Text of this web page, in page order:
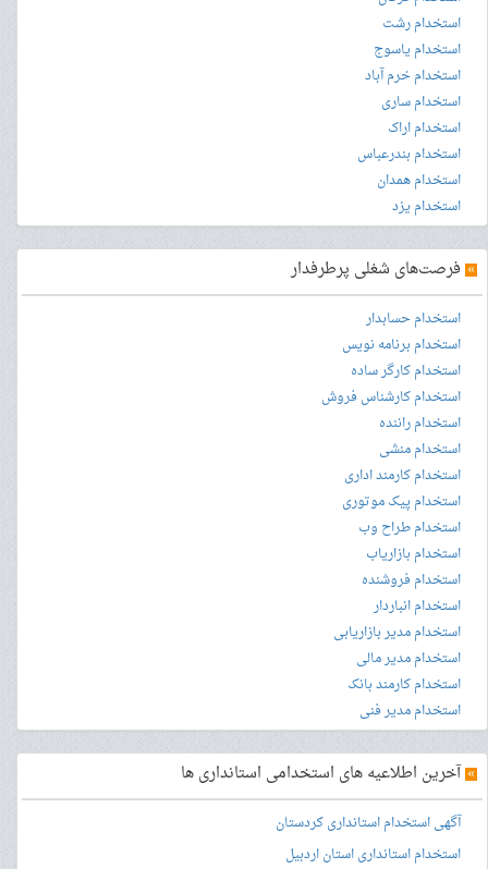
استخدام رشت
استخدام یاسوج
استخدام خرم آباد
استخدام ساری
استخدام اراک
استخدام بندرعباس
استخدام همدان
استخدام یزد
» فرصت‌های شغلی پرطرفدار
استخدام حسابدار
استخدام برنامه نویس
استخدام کارگر ساده
استخدام کارشناس فروش
استخدام راننده
استخدام منشی
استخدام کارمند اداری
استخدام پیک موتوری
استخدام طراح وب
استخدام بازاریاب
استخدام فروشنده
استخدام انباردار
استخدام مدیر بازاریابی
استخدام مدیر مالی
استخدام کارمند بانک
استخدام مدیر فنی
»آخرین اطلاعیه های استخدامی استانداری ها
آگهی استخدام استانداری کردستان
استخدام استانداری استان اردبیل